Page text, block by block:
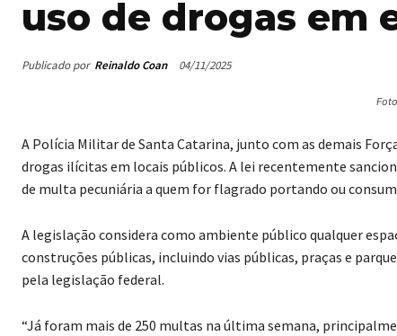
uso de drogas em
Publicado por Reinaldo Coan 04/11/2025
A Polícia Militar de Santa Catarina, junto com as demais
drogas ilícitas em locais públicos. A lei recentemente
de multa pecuniária a quem for flagrado portando ou
A legislação considera como ambiente público qualquer
construções públicas, incluindo vias públicas, praças e
pela legislação federal.
“Já foram mais de 250 multas na última semana,